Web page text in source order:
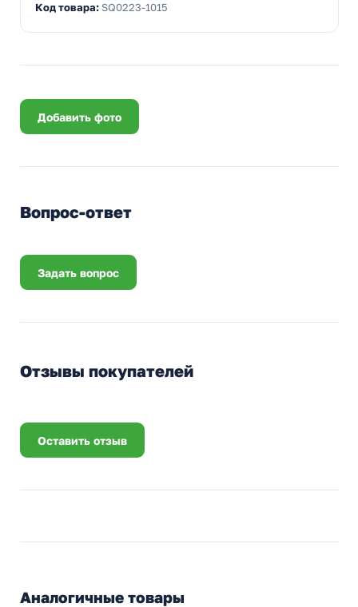
Код товара: SQ0223-1015
Добавить фото
Вопрос-ответ
Задать вопрос
Отзывы покупателей
Оставить отзыв
Аналогичные товары